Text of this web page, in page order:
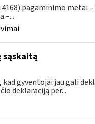
pagaminimo metai
–...
sąskaitą
gyventojai jau gali
deklaraciją per...